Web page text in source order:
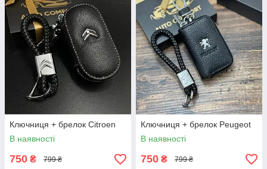
Ключниця + брелок Citroen
В наявності
750 ₴ 799 ₴
Ключниця + брелок Peugeot
В наявності
750 ₴ 799 ₴